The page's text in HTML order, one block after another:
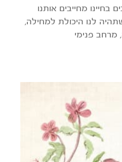
מחייבים אותנו
לנו היכולת למחילה,
מרחב פנימי